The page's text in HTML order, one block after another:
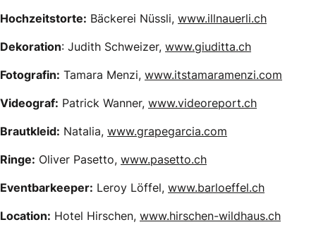
Hochzeitstorte: Bäckerei Nüssli, www.illnauerli.ch
Dekoration: Judith Schweizer, www.giuditta.ch
Fotografin: Tamara Menzi, www.itstamaramenzi.com
Videograf: Patrick Wanner, www.videoreport.ch
Brautkleid: Natalia, www.grapegarcia.com
Ringe: Oliver Pasetto, www.pasetto.ch
Eventbarkeeper: Leroy Löffel, www.barloeffel.ch
Location: Hotel Hirschen, www.hirschen-wildhaus.ch